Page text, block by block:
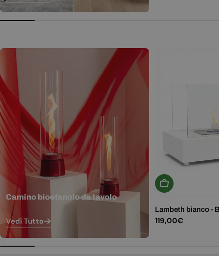
Camino bioetanolo da tavolo
Vedi Tutto
Aggiungi Al
Lambeth bianco -
Prezzo
119,00€